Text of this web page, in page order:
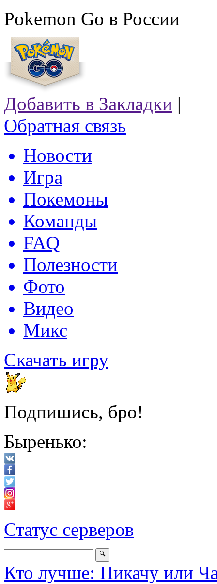
Pokemon Go в России
Добавить в Закладки |
Обратная связь
Новости
Игра
Покемоны
Команды
FAQ
Полезности
Фото
Видео
Микс
Скачать игру
Подпишись, бро!
Быренько:
Статус серверов
Кто лучше: Пикачу или